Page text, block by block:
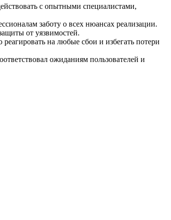
с опытными специалистами,
заботу о всех нюансах реализации.
от уязвимостей.
на любые сбои и избегать потери
ожиданиям пользователей и